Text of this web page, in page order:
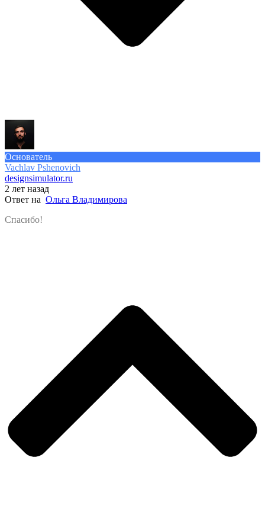
Основатель
Vachlav Pshenovich
designsimulator.ru
2 лет назад
Ответ на Ольга Владимирова
Спасибо!